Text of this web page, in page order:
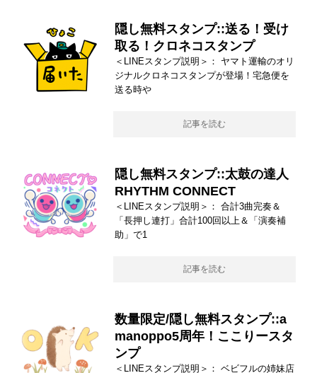
隠し無料スタンプ::送る！受け
取る！クロネコスタンプ
＜LINEスタンプ説明＞： ヤマト運輸のオリ
ジナルクロネコスタンプが登場！宅急便を
送る時や
記事を読む
隠し無料スタンプ::太鼓の達人
RHYTHM CONNECT
＜LINEスタンプ説明＞： 合計3曲完奏＆
「長押し連打」合計100回以上＆「演奏補
助」で1
記事を読む
数量限定/隠し無料スタンプ::a
manoppo5周年！ここりースタ
ンプ
＜LINEスタンプ説明＞： ベビフルの姉妹店